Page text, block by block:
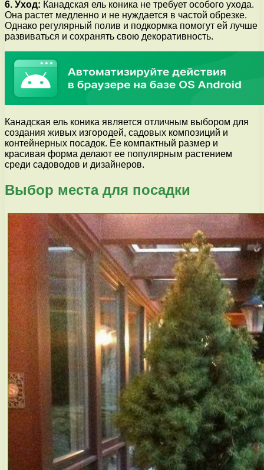
6. Уход: Канадская ель коника не требует особого ухода.
Она растет медленно и не нуждается в частой обрезке.
Однако регулярный полив и подкормка помогут ей лучше
развиваться и сохранять свою декоративность.
Канадская ель коника является отличным выбором для
создания живых изгородей, садовых композиций и
контейнерных посадок. Ее компактный размер и
красивая форма делают ее популярным растением
среди садоводов и дизайнеров.
Выбор места для посадки